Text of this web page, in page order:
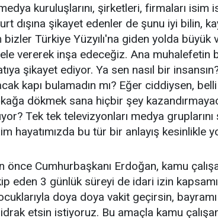
kuruluşlarını, şirketleri, firmaları isim
dışına şikayet edenler de şunu iyi bilin,
bizler Türkiye Yüzyılı'na giden yolda büyük
vererek inşa edeceğiz. Ana muhalefetin
şikayet ediyor. Ya sen nasıl bir
kapı bulamadın mı? Eğer ciddiysen,
dökmek sana hiçbir şey
Tek tek televizyonları medya
hayatımızda bu tür bir anlayış kesinlikle
Cumhurbaşkanı Erdoğan, kamu
eden 3 günlük süreyi de idari izin
doya doya vakit geçirsin,
etsin istiyoruz. Bu amaçla kamu